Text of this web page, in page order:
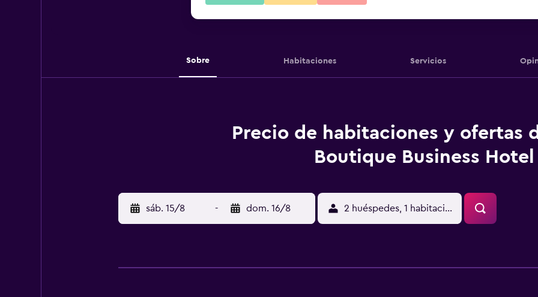
Sobre Habitaciones Servicios
Precio de habitaciones y ofertas
Boutique Business Hotel
sáb. 15/8 - dom. 16/8 2 huéspedes, 1 habitación